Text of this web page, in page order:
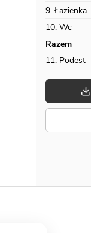
9. Łazienka
10. Wc
Razem
11. Podest